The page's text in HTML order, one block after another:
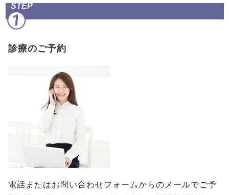
STEP
診療のご予約
電話またはお問い合わせフォームからのメールでご予